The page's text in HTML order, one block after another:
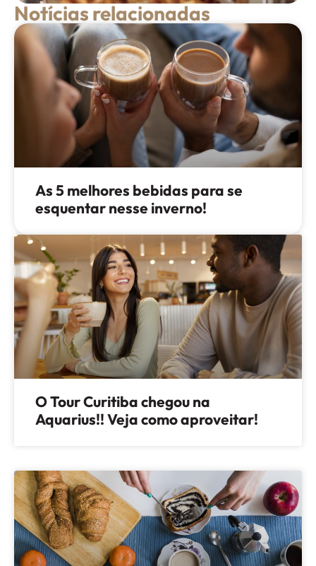
Notícias relacionadas
As 5 melhores bebidas para se
esquentar nesse inverno!
O Tour Curitiba chegou na
Aquarius!! Veja como aproveitar!